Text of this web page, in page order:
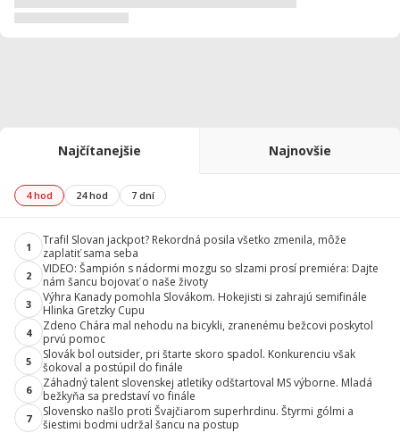
Najčítanejšie Najnovšie
4 hod 24 hod 7 dní
1
Trafil Slovan jackpot? Rekordná posila všetko zmenila, môže
zaplatiť sama seba
2
VIDEO: Šampión s nádormi mozgu so slzami prosí premiéra: Dajte
nám šancu bojovať o naše životy
3
Výhra Kanady pomohla Slovákom. Hokejisti si zahrajú semifinále
Hlinka Gretzky Cupu
4
Zdeno Chára mal nehodu na bicykli, zranenému bežcovi poskytol
prvú pomoc
5
Slovák bol outsider, pri štarte skoro spadol. Konkurenciu však
šokoval a postúpil do finále
6
Záhadný talent slovenskej atletiky odštartoval MS výborne. Mladá
bežkyňa sa predstaví vo finále
7
Slovensko našlo proti Švajčiarom superhrdinu. Štyrmi gólmi a
šiestimi bodmi udržal šancu na postup